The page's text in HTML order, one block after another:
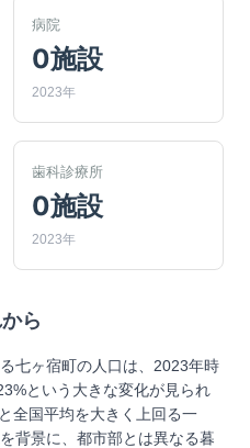
病院
0施設
2023年
歯科診療所
0施設
2023年
ら
七ヶ宿町の人口は、2023年時
という大きな変化が見られ
全国平均を大きく上回る一
背景に、都市部とは異なる暮